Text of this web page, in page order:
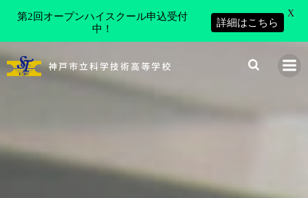
ン
プ
神戸市立科学技術高等学校
第2回オープンハイスクール申込受付
中！
詳細はこちら
X